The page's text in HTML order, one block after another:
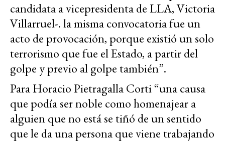
candidata a vicepresidenta de LLA, Victoria
Villarruel-. la misma convocatoria fue un
acto de provocación, porque existió un solo
terrorismo que fue el Estado, a partir del
golpe y previo al golpe también”.
Para Horacio Pietragalla Corti “una causa
que podía ser noble como homenajear a
alguien que no está se tiñó de un sentido
que le da una persona que viene trabajando